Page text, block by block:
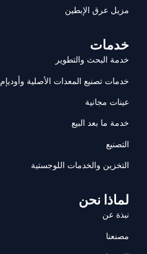
مزيل عرق الإبطين
خدمات
خدمة البحث والتطوير
خدمات تصنيع المعدات الأصلية وأوديإم
عينات مجانية
خدمة ما بعد البيع
التصنيع
التخزين والخدمات اللوجستية
لماذا نحن
نبذة عن
مصنعنا